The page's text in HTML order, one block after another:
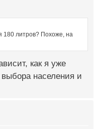
180 литров? Похоже, на
как я уже
населения и